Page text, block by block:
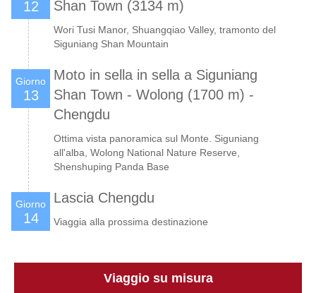
12
Shan Town (3134 m)
Wori Tusi Manor, Shuangqiao Valley, tramonto del
Siguniang Shan Mountain
Giorno
13
Moto in sella in sella a Siguniang
Shan Town - Wolong (1700 m) -
Chengdu
Ottima vista panoramica sul Monte. Siguniang
all'alba, Wolong National Nature Reserve,
Shenshuping Panda Base
Giorno
14
Lascia Chengdu
Viaggia alla prossima destinazione
Viaggio su misura